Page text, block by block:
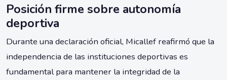
Posición firme sobre autonomía
deportiva
Durante una declaración oficial, Micallef reafirmó que la
independencia de las instituciones deportivas es
fundamental para mantener la integridad de la